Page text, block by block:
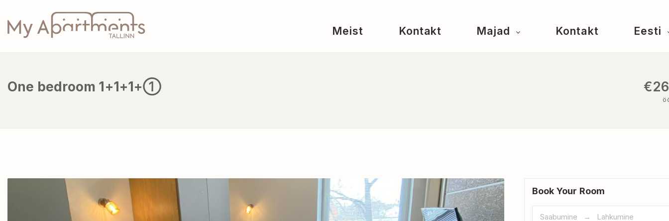
Meist Kontakt Majad Kontakt Eesti
One bedroom 1+1+1+①
Book Your Room